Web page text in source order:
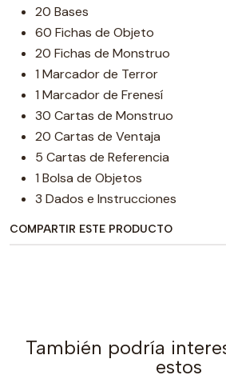
20 Bases
60 Fichas de Objeto
20 Fichas de Monstruo
1 Marcador de Terror
1 Marcador de Frenesí
30 Cartas de Monstruo
20 Cartas de Ventaja
5 Cartas de Referencia
1 Bolsa de Objetos
3 Dados e Instrucciones
COMPARTIR ESTE PRODUCTO
También podría
estos